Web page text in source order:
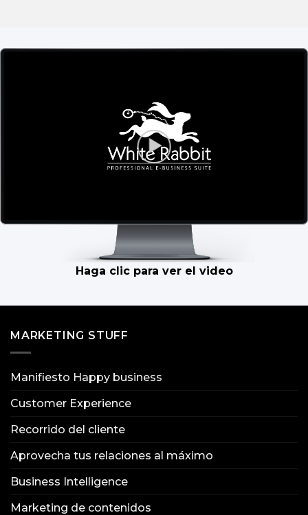
Haga clic para ver el video
MARKETING STUFF
Manifiesto Happy business
Customer Experience
Recorrido del cliente
Aprovecha tus relaciones al máximo
Business Intelligence
Marketing de contenidos